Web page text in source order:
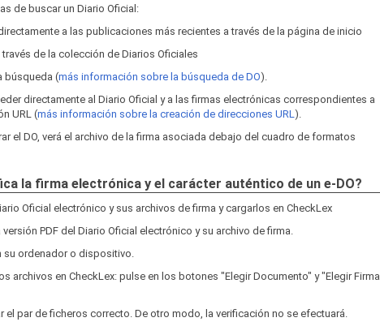
de buscar un Diario Oficial:
a las publicaciones más recientes a través de la página de inicio
de la colección de Diarios Oficiales
búsqueda (más información sobre la búsqueda de DO).
directamente al Diario Oficial y a las firmas electrónicas correspondientes a
URL (más información sobre la creación de direcciones URL).
el DO, verá el archivo de la firma asociada debajo del cuadro de formatos
la firma electrónica y el carácter auténtico de un e-DO?
Oficial electrónico y sus archivos de firma y cargarlos en CheckLex
PDF del Diario Oficial electrónico y su archivo de firma.
su ordenador o dispositivo.
archivos en CheckLex: pulse en los botones "Elegir Documento" y "Elegir Firma
el par de ficheros correcto. De otro modo, la verificación no se efectuará.